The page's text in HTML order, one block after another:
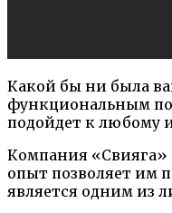
Какой бы ни была
функциональным
подойдет к любому
Компания
опыт позволяет им
является одним из